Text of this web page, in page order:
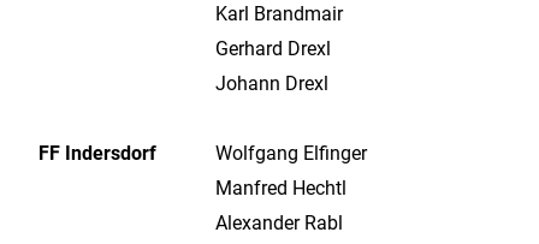
Karl Brandmair
Gerhard Drexl
Johann Drexl
FF Indersdorf
Wolfgang Elfinger
Manfred Hechtl
Alexander Rabl